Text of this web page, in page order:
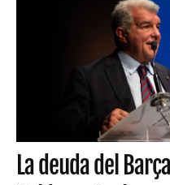
La deuda del